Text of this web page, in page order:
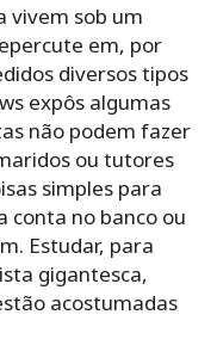
vivem sob um
em, por
diversos tipos
expôs algumas
não podem fazer
ou tutores
simples para
conta no banco ou
Estudar, para
gigantesca,
acostumadas